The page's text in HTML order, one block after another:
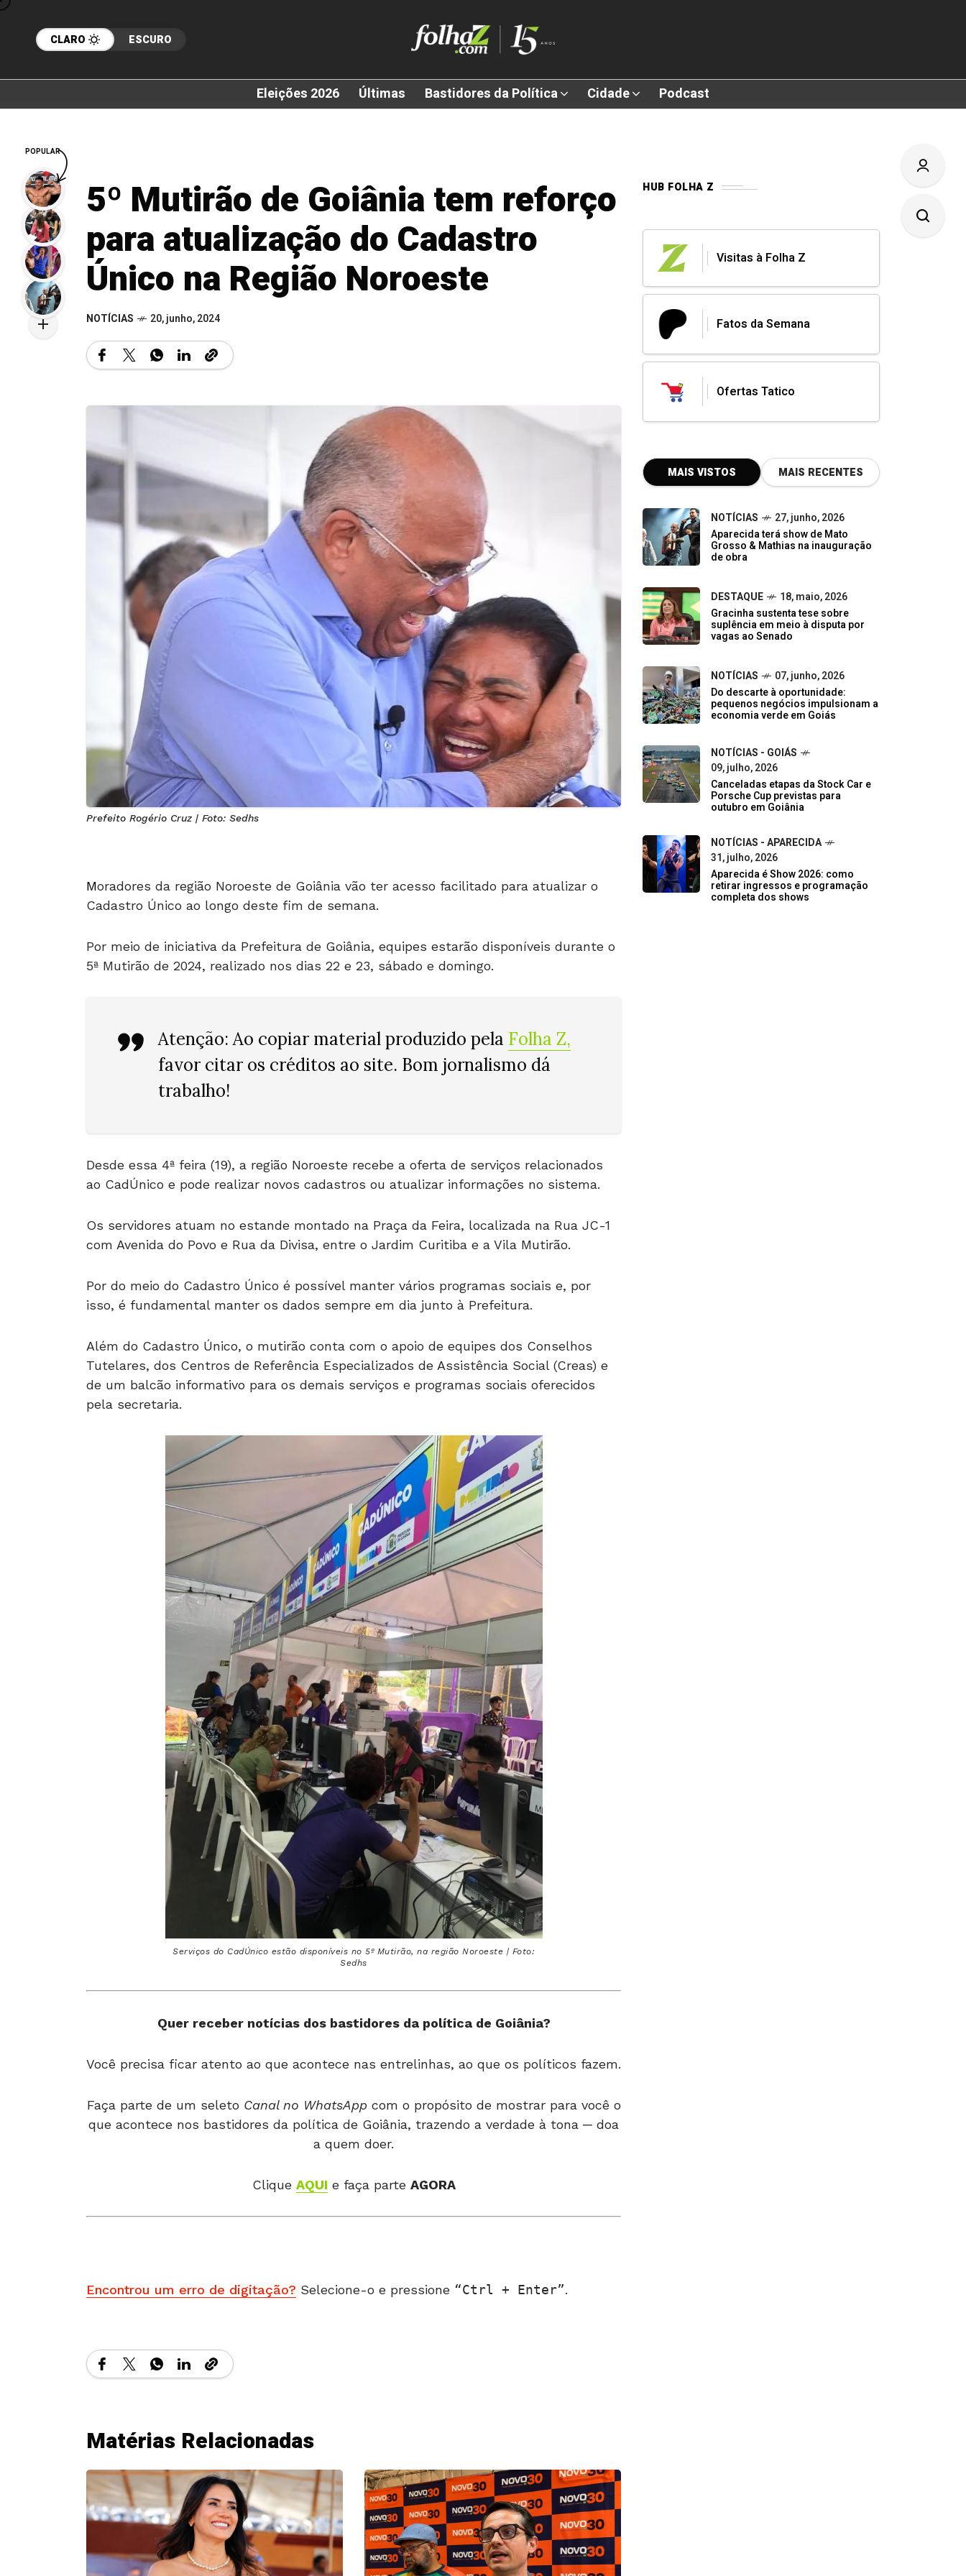
CLARO ESCURO
Eleições 2026 Últimas Bastidores da Política Cidade Podcast
5º Mutirão de Goiânia tem reforço
para atualização do Cadastro
Único na Região Noroeste
NOTÍCIAS 20, junho, 2024
Prefeito Rogério Cruz | Foto: Sedhs
Moradores da região Noroeste de Goiânia vão ter acesso facilitado para atualizar o
Cadastro Único ao longo deste fim de semana.
Por meio de iniciativa da Prefeitura de Goiânia, equipes estarão disponíveis durante o
5ª Mutirão de 2024, realizado nos dias 22 e 23, sábado e domingo.
Atenção: Ao copiar material produzido pela Folha Z,
favor citar os créditos ao site. Bom jornalismo dá
trabalho!
Desde essa 4ª feira (19), a região Noroeste recebe a oferta de serviços relacionados
ao CadÚnico e pode realizar novos cadastros ou atualizar informações no sistema.
Os servidores atuam no estande montado na Praça da Feira, localizada na Rua JC-1
com Avenida do Povo e Rua da Divisa, entre o Jardim Curitiba e a Vila Mutirão.
Por do meio do Cadastro Único é possível manter vários programas sociais e, por
isso, é fundamental manter os dados sempre em dia junto à Prefeitura.
Além do Cadastro Único, o mutirão conta com o apoio de equipes dos Conselhos
Tutelares, dos Centros de Referência Especializados de Assistência Social (Creas) e
de um balcão informativo para os demais serviços e programas sociais oferecidos
pela secretaria.
Serviços do CadÚnico estão disponíveis no 5º Mutirão, na região Noroeste | Foto:
Sedhs
Quer receber notícias dos bastidores da política de Goiânia?
Você precisa ficar atento ao que acontece nas entrelinhas, ao que os políticos fazem.
Faça parte de um seleto Canal no WhatsApp com o propósito de mostrar para você o
que acontece nos bastidores da política de Goiânia, trazendo a verdade à tona ─ doa
a quem doer.
Clique AQUI e faça parte AGORA
Encontrou um erro de digitação? Selecione-o e pressione Ctrl + Enter .
Matérias Relacionadas
HUB FOLHA Z
Visitas à Folha Z
Fatos da Semana
Ofertas Tatico
MAIS VISTOS MAIS RECENTES
NOTÍCIAS
27, junho, 2026
Aparecida terá show de Mato
Grosso & Mathias na inauguração
de obra
DESTAQUE
18, maio, 2026
Gracinha sustenta tese sobre
suplência em meio à disputa por
vagas ao Senado
NOTÍCIAS
07, junho, 2026
Do descarte à oportunidade:
pequenos negócios impulsionam a
economia verde em Goiás
NOTÍCIAS - GOIÁS
09, julho, 2026
Canceladas etapas da Stock Car e
Porsche Cup previstas para
outubro em Goiânia
NOTÍCIAS - APARECIDA
31, julho, 2026
Aparecida é Show 2026: como
retirar ingressos e programação
completa dos shows
POPULAR